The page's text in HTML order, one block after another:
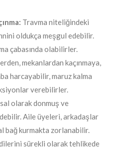
Travma niteliğindeki
oldukça meşgul edebilir.
çabasında olabilirler.
mekanlardan kaçınmaya,
harcayabilir, maruz kalma
verebilirler.
olarak donmuş ve
Aile üyeleri, arkadaşlar
bağ kurmakta zorlanabilir.
sürekli olarak tehlikede